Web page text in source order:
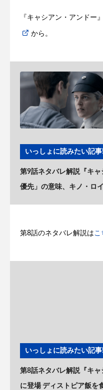
『キャシアン・アンドー
から。
いっしょに読みたい記事!
第9話ネタバレ解説『キ
優先」の意味、キノ・ロ
第8話のネタバレ解説は こ
いっしょに読みたい記事!
第8話ネタバレ解説『キ
に登場 ディストピア飯を